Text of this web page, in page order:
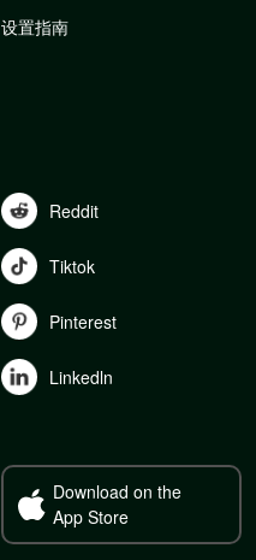
设置指南
Reddit
Tiktok
Pinterest
Linkedln
Download on the
App Store